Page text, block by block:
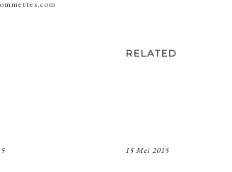
RELATED
15 Mei 2015